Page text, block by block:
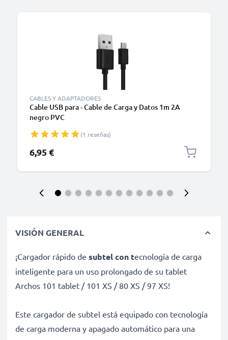
CABLES Y ADAPTADORES
Cable USB para - Cable de Carga y Datos 1m 2A
negro PVC
(1 reseñas)
6,95 €
VISIÓN GENERAL
¡Cargador rápido de subtel con tecnología de carga
inteligente para un uso prolongado de su tablet
Archos 101 tablet / 101 XS / 80 XS / 97 XS!
Este cargador de subtel está equipado con tecnología
de carga moderna y apagado automático para una